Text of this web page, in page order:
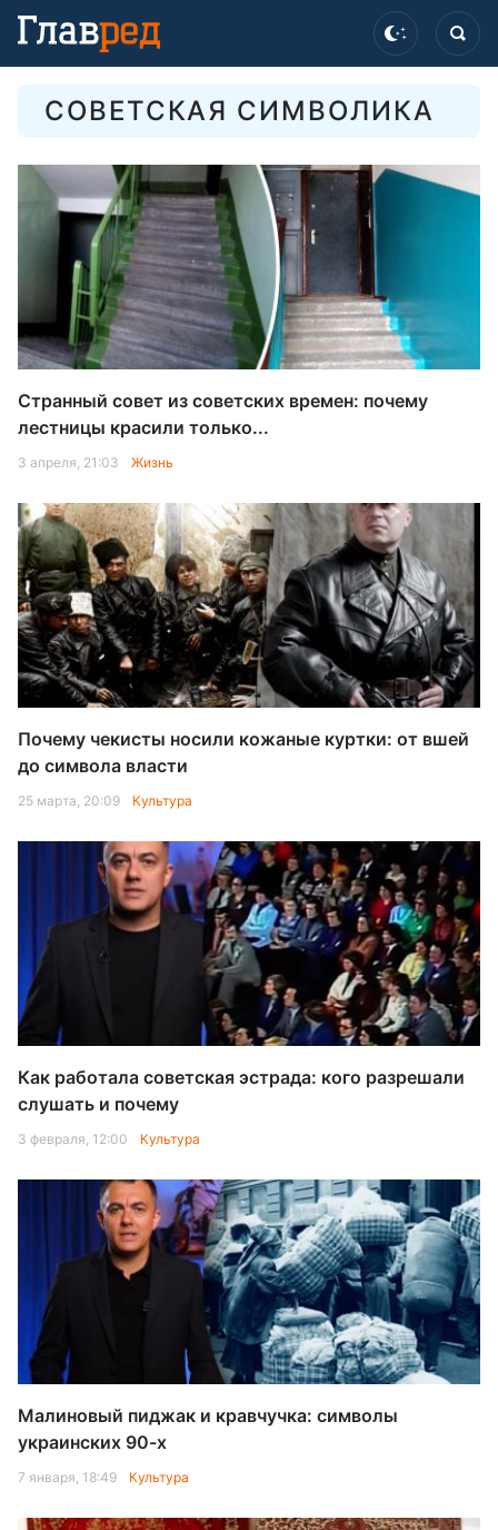
СОВЕТСКАЯ СИМВОЛИКА
Странный совет из советских времен: почему
лестницы красили только...
3 апреля, 21:03 Жизнь
Почему чекисты носили кожаные куртки: от вшей
до символа власти
25 марта, 20:09 Культура
Как работала советская эстрада: кого разрешали
слушать и почему
3 февраля, 12:00 Культура
Малиновый пиджак и кравчучка: символы
украинских 90-х
7 января, 18:49 Культура